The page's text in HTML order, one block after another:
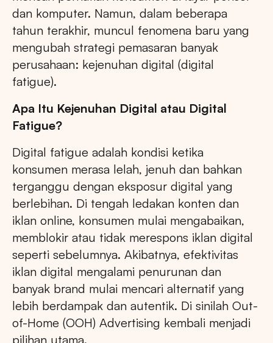
dan komputer. Namun, dalam beberapa
tahun terakhir, muncul fenomena baru yang
mengubah strategi pemasaran banyak
perusahaan: kejenuhan digital (digital
fatigue).
Apa Itu Kejenuhan Digital atau Digital
Fatigue?
Digital fatigue adalah kondisi ketika
konsumen merasa lelah, jenuh dan bahkan
terganggu dengan eksposur digital yang
berlebihan. Di tengah ledakan konten dan
iklan online, konsumen mulai mengabaikan,
memblokir atau tidak merespons iklan digital
seperti sebelumnya. Akibatnya, efektivitas
iklan digital mengalami penurunan dan
banyak brand mulai mencari alternatif yang
lebih berdampak dan autentik. Di sinilah Out-
of-Home (OOH) Advertising kembali menjadi
pilihan utama.